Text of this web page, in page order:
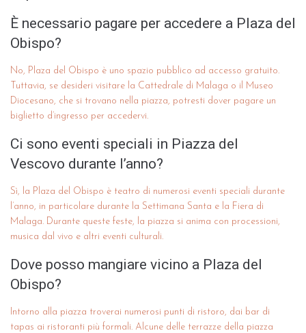
È necessario pagare per accedere a Plaza del
Obispo?
No, Plaza del Obispo è uno spazio pubblico ad accesso gratuito.
Tuttavia, se desideri visitare la Cattedrale di Malaga o il Museo
Diocesano, che si trovano nella piazza, potresti dover pagare un
biglietto d’ingresso per accedervi.
Ci sono eventi speciali in Piazza del
Vescovo durante l’anno?
Sì, la Plaza del Obispo è teatro di numerosi eventi speciali durante
l’anno, in particolare durante la Settimana Santa e la Fiera di
Malaga. Durante queste feste, la piazza si anima con processioni,
musica dal vivo e altri eventi culturali.
Dove posso mangiare vicino a Plaza del
Obispo?
Intorno alla piazza troverai numerosi punti di ristoro, dai bar di
tapas ai ristoranti più formali. Alcune delle terrazze della piazza